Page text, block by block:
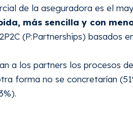
de la aseguradora es el
más sencilla y con
(P:Partnerships) basados
los partners los procesos
forma no se concretarían